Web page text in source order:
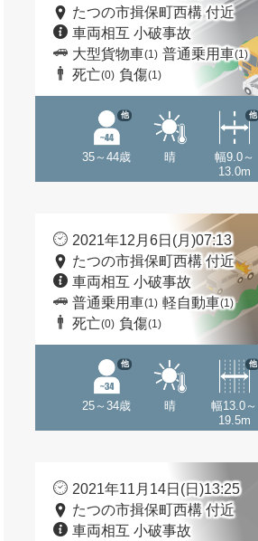
たつの市揖保町西構 付近
車両相互 小破事故
大型貨物車(1) 普通乗用車(1)
死亡(0) 負傷(1)
35～44歳
他
晴
幅9.0～
13.0m
他
2021年12月6日(月)07:13
たつの市揖保町西構 付近
車両相互 小破事故
普通乗用車(1) 軽自動車(1)
死亡(0) 負傷(1)
25～34歳
他
晴
幅13.0～
19.5m
他
2021年11月14日(日)13:25
たつの市揖保町西構 付近
車両相互 小破事故